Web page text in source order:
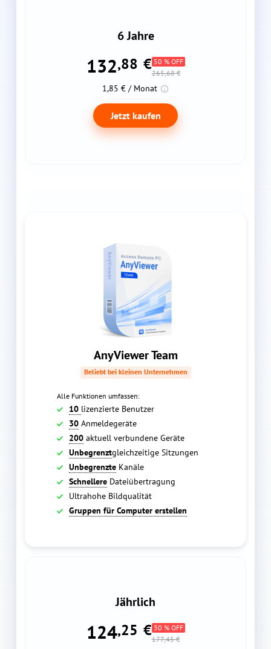
6 Jahre
132,88 € 50 % OFF
265,68 €
1,85 € / Monat
Jetzt kaufen
AnyViewer Team
Beliebt bei kleinen Unternehmen
Alle Funktionen umfassen:
10 lizenzierte Benutzer
30 Anmeldegeräte
200 aktuell verbundene Geräte
Unbegrenztgleichzeitige Sitzungen
Unbegrenzte Kanäle
Schnellere Dateiübertragung
Ultrahohe Bildqualität
Gruppen für Computer erstellen
Jährlich
124,25 € 30 % OFF
177,45 €